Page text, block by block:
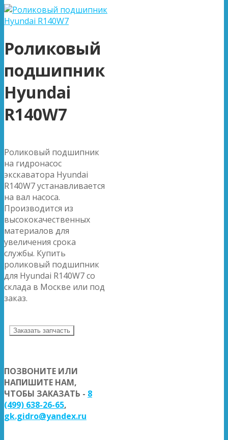
Роликовый
подшипник
Hyundai
R140W7
Роликовый подшипник
на гидронасос
экскаватора Hyundai
R140W7 устанавливается
на вал насоса.
Производится из
высококачественных
материалов для
увеличения срока
службы. Купить
роликовый подшипник
для Hyundai R140W7 со
склада в Москве или под
заказ.
Заказать запчасть
ПОЗВОНИТЕ ИЛИ
НАПИШИТЕ НАМ,
ЧТОБЫ ЗАКАЗАТЬ - 8
(499) 638-26-65,
gk.gidro@yandex.ru